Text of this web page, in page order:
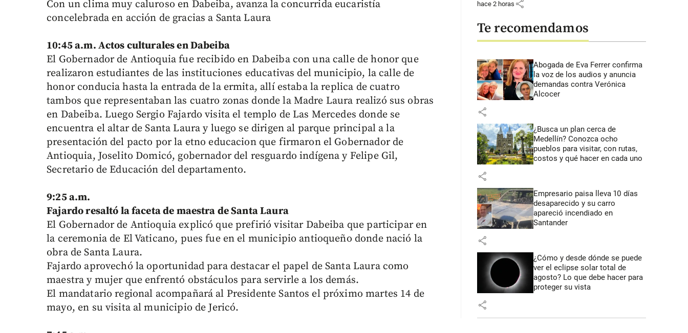
Con un clima muy caluroso en Dabeiba, avanza la concurrida eucaristía
concelebrada en acción de gracias a Santa Laura
10:45 a.m. Actos culturales en Dabeiba
El Gobernador de Antioquia fue recibido en Dabeiba con una calle de honor que
realizaron estudiantes de las instituciones educativas del municipio, la calle de
honor conducia hasta la entrada de la ermita, allí estaba la replica de cuatro
tambos que representaban las cuatro zonas donde la Madre Laura realizó sus obras
en Dabeiba. Luego Sergio Fajardo visita el templo de Las Mercedes donde se
encuentra el altar de Santa Laura y luego se dirigen al parque principal a la
presentación del pacto por la etno educacion que firmaron el Gobernador de
Antioquia, Joselito Domicó, gobernador del resguardo indígena y Felipe Gil,
Secretario de Educación del departamento.
9:25 a.m.
Fajardo resaltó la faceta de maestra de Santa Laura
El Gobernador de Antioquia explicó que prefirió visitar Dabeiba que participar en
la ceremonia de El Vaticano, pues fue en el municipio antioqueño donde nació la
obra de Santa Laura.
Fajardo aprovechó la oportunidad para destacar el papel de Santa Laura como
maestra y mujer que enfrentó obstáculos para servirle a los demás.
El mandatario regional acompañará al Presidente Santos el próximo martes 14 de
mayo, en su visita al municipio de Jericó.
hace 2 horas share
Te recomendamos
Abogada de Eva Ferrer confirma
la voz de los audios y anuncia
demandas contra Verónica
Alcocer
share
¿Busca un plan cerca de
Medellín? Conozca ocho
pueblos para visitar, con rutas,
costos y qué hacer en cada uno
share
Empresario paisa lleva 10 días
desaparecido y su carro
apareció incendiado en
Santander
share
¿Cómo y desde dónde se puede
ver el eclipse solar total de
agosto? Lo que debe hacer para
proteger su vista
share